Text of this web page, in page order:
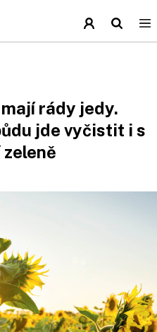
rády jedy.
jde vyčistit i s